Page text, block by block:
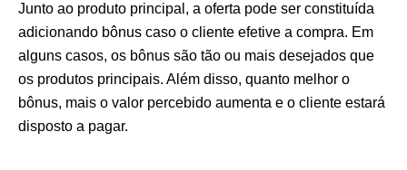
Junto ao produto principal, a oferta pode ser constituída
adicionando bônus caso o cliente efetive a compra. Em
alguns casos, os bônus são tão ou mais desejados que
os produtos principais. Além disso, quanto melhor o
bônus, mais o valor percebido aumenta e o cliente estará
disposto a pagar.